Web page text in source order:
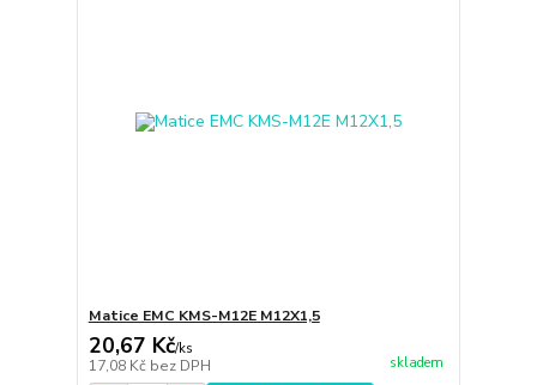
Matice EMC KMS-M12E M12X1,5
20,67 Kč/ks
17,08 Kč bez DPH skladem